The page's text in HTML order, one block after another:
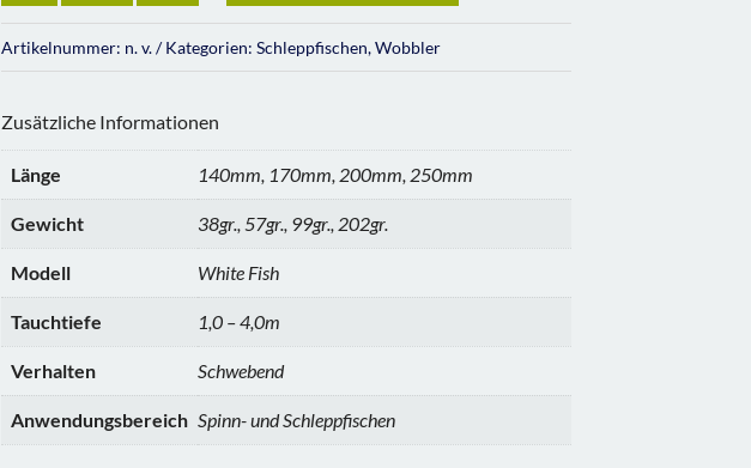
Artikelnummer: n. v. Kategorien: Schleppfischen,Wobbler
Zusätzliche Informationen
Länge 140mm, 170mm, 200mm, 250mm
Gewicht 38gr., 57gr., 99gr., 202gr.
Modell White Fish
Tauchtiefe 1,0 – 4,0m
Verhalten Schwebend
Anwendungsbereich Spinn- und Schleppfischen